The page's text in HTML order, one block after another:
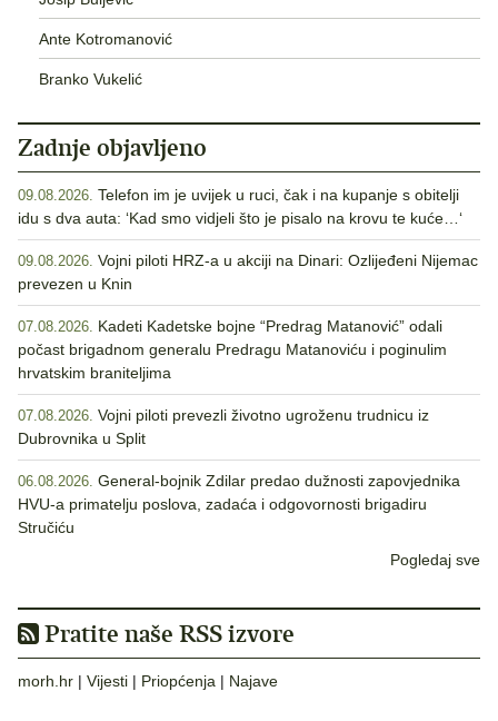
Ante Kotromanović
Branko Vukelić
Zadnje objavljeno
09.08.2026. Telefon im je uvijek u ruci, čak i na kupanje s obitelji
idu s dva auta: ‘Kad smo vidjeli što je pisalo na krovu te kuće…‘
09.08.2026. Vojni piloti HRZ-a u akciji na Dinari: Ozlijeđeni Nijemac
prevezen u Knin
07.08.2026. Kadeti Kadetske bojne “Predrag Matanović” odali
počast brigadnom generalu Predragu Matanoviću i poginulim
hrvatskim braniteljima
07.08.2026. Vojni piloti prevezli životno ugroženu trudnicu iz
Dubrovnika u Split
06.08.2026. General-bojnik Zdilar predao dužnosti zapovjednika
HVU-a primatelju poslova, zadaća i odgovornosti brigadiru
Stručiću
Pogledaj sve
Pratite naše RSS izvore
morh.hr | Vijesti | Priopćenja | Najave